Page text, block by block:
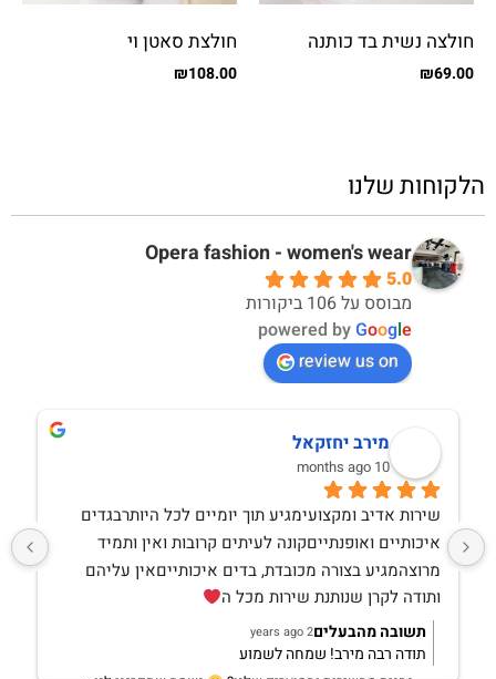
חולצה נשית בד כותנה
מודפס
₪69.00
חולצת סאטן וי
₪108.00
הלקוחות שלנו
Opera fashion - women's wear
5.0
מבוסס על 106 ביקורות
powered byGoogle
review us on
מירב יחזקאל
10 months ago
ותודה לקרן שנותנת שירות מכל ה
תשובה מהבעלים2 years ago
תודה רבה מירב! שמחה לשמוע